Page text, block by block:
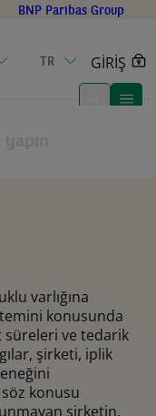
BNP Paribas Group
TR GİRİŞ
varlığına
konusunda
süreleri ve tedarik
şirketi, iplik
konusu
şirketin,